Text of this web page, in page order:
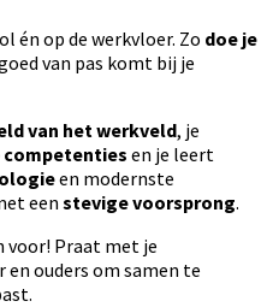
én op de werkvloer. Zo doe je
van pas komt bij je
van het werkveld, je
competenties en je leert
en modernste
een stevige voorsprong.
voor! Praat met je
ouders om samen te